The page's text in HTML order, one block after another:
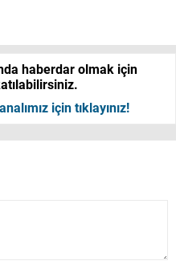
haberdar olmak için
için tıklayınız!